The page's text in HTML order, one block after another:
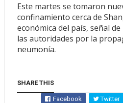
Este martes se tomaron
confinamiento cerca de
económica del país, señal
las autoridades por la
neumonía.
SHARE THIS
Facebook Twitter